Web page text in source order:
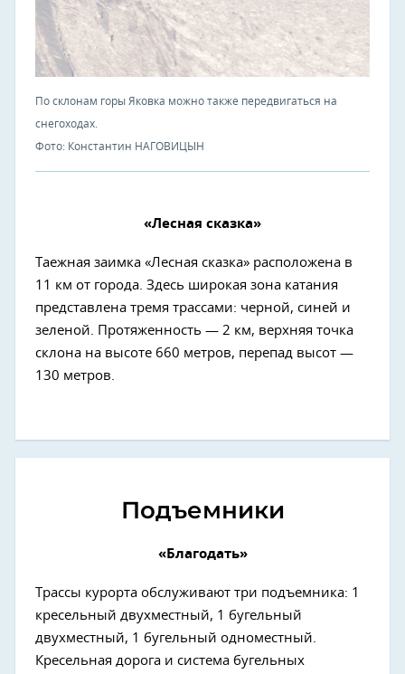
По склонам горы Яковка можно также передвигаться на
снегоходах.
Фото: Константин НАГОВИЦЫН
«Лесная сказка»
Таежная заимка «Лесная сказка» расположена в
11 км от города. Здесь широкая зона катания
представлена тремя трассами: черной, синей и
зеленой. Протяженность — 2 км, верхняя точка
склона на высоте 660 метров, перепад высот —
130 метров.
Подъемники
«Благодать»
Трассы курорта обслуживают три подъемника: 1
кресельный двухместный, 1 бугельный
двухместный, 1 бугельный одноместный.
Кресельная дорога и система бугельных